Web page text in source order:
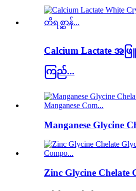
Calcium Lactate အ
ကြည်...
Manganese Glycine
Zinc Glycine Chelate